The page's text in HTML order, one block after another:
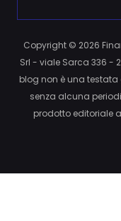
Copyright © 2026
Srl - viale Sarca 336 -
blog non è una
senza alcuna
prodotto editoriale